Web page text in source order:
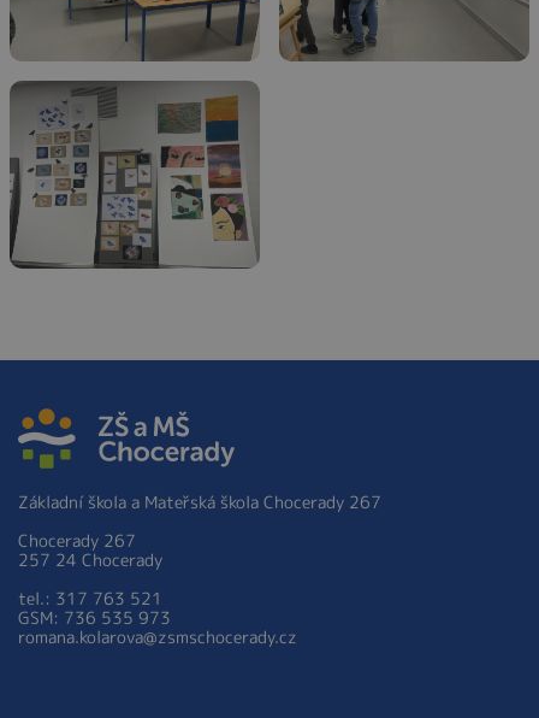
Základní škola a Mateřská škola Chocerady 267
Chocerady 267
257 24 Chocerady
tel.: 317 763 521
GSM: 736 535 973
romana.kolarova@zsmschocerady.cz